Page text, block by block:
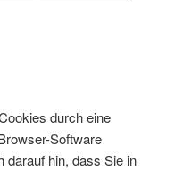
durch eine
Software
darauf hin, dass Sie in